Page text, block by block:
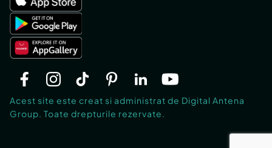
Acest site este creat si administrat de Digital Antena
Group. Toate drepturile rezervate.